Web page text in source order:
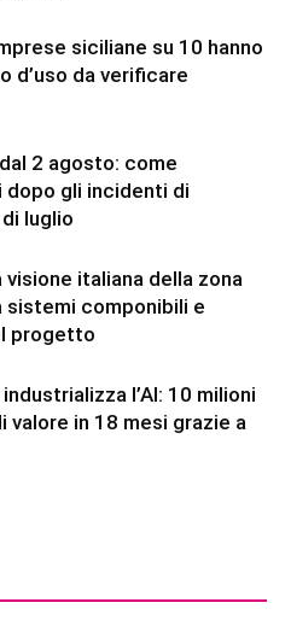
siciliane su 10 hanno
d’uso da verificare
2 agosto: come
dopo gli incidenti di
luglio
visione italiana della zona
sistemi componibili e
progetto
l’AI: 10 milioni
valore in 18 mesi grazie a